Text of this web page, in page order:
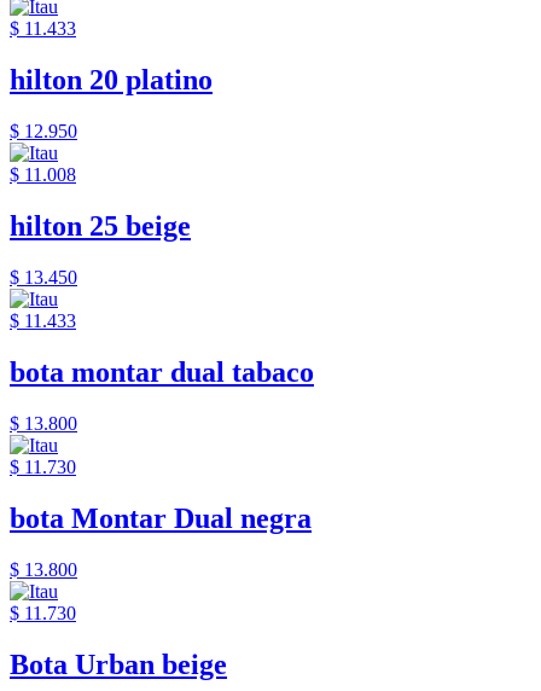
$ 11.433
hilton 20 platino
$ 12.950
$ 11.008
hilton 25 beige
$ 13.450
$ 11.433
bota montar dual tabaco
$ 13.800
$ 11.730
bota Montar Dual negra
$ 13.800
$ 11.730
Bota Urban beige